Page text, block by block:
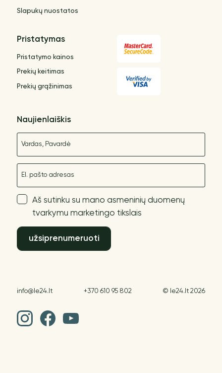
Slapukų nuostatos
Pristatymas
Pristatymo kainos
Prekių keitimas
Prekių grąžinimas
Naujienlaiškis
Aš sutinku su mano asmeninių duomenų
tvarkymu marketingo tikslais
užsiprenumeruoti
info@le24.lt +370 610 95 802 © le24.lt 2026